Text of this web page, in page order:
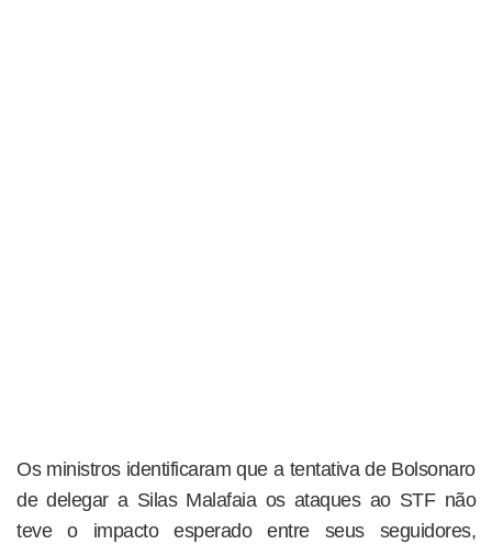
Os ministros identificaram que a tentativa de Bolsonaro
de delegar a Silas Malafaia os ataques ao STF não
teve o impacto esperado entre seus seguidores,